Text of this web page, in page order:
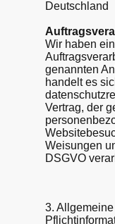
Deutschland
Wir haben
genannten
handelt es
Vertrag, der
Weisungen
DSGVO
3.